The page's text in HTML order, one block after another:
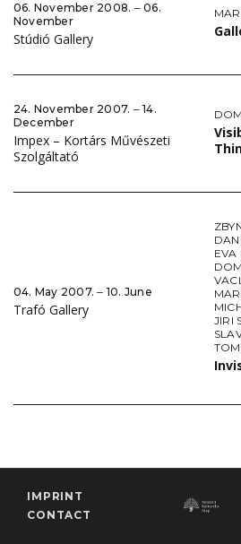
06. November 2008. ‒ 06.
November
Stúdió Gallery
24. November 2007. ‒ 14.
December
Impex – Kortárs Művészeti
Szolgáltató
04. May 2007. ‒ 10. June
Trafó Gallery
EVA
JIRI
IMPRINT
CONTACT